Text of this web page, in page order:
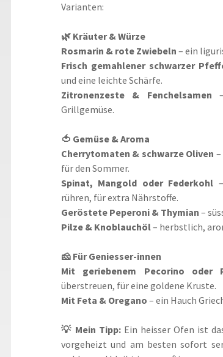
Varianten:
🌿 Kräuter & Würze
Rosmarin & rote Zwiebeln – ein
Frisch gemahlener schwarzer
und eine leichte Schärfe.
Zitronenzeste & Fenchelsamen
Grillgemüse.
🍅 Gemüse & Aroma
Cherrytomaten & schwarze Oliven
für den Sommer.
Spinat, Mangold oder Federkohl
rühren, für extra Nährstoffe.
Geröstete Peperoni & Thymian –
Pilze & Knoblauchöl– herbstlich,
🧀 Für Geniesser-innen
Mit geriebenem Pecorino oder
überstreuen, für eine goldene Kruste.
Mit Feta & Oregano – ein Hauch
💡 Mein Tipp: Ein heisser Ofen ist
vorgeheizt und am besten sofort